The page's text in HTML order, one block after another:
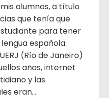
alumnos, a título
que tenía que
para tener
española.
(Río de Janeiro)
años, internet
y las
eran...